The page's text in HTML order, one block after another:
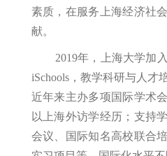
素质，在服务上海经济社
献。
2019年，上海大学加入
iSchools，教学科研与人才
近年来主办多项国际学术
以上海外访学经历；支持
会议、国际知名高校联合